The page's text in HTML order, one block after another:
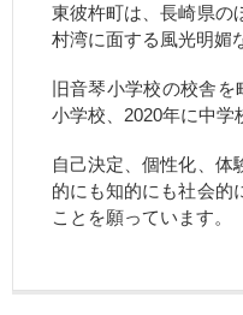
東彼杵町は、長崎県の
村湾に面する風光明媚
旧音琴小学校の校舎
小学校、2020年に中学
自己決定、個性化、体
的にも知的にも社会的
ことを願っています。